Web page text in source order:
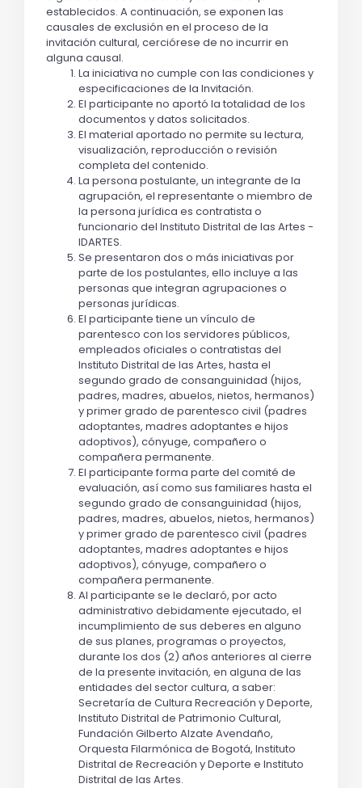
establecidos. A continuación, se exponen las
causales de exclusión en el proceso de la
invitación cultural, cerciórese de no incurrir en
alguna causal.
La iniciativa no cumple con las condiciones y
especificaciones de la Invitación.
El participante no aportó la totalidad de los
documentos y datos solicitados.
El material aportado no permite su lectura,
visualización, reproducción o revisión
completa del contenido.
La persona postulante, un integrante de la
agrupación, el representante o miembro de
la persona jurídica es contratista o
funcionario del Instituto Distrital de las Artes -
IDARTES.
Se presentaron dos o más iniciativas por
parte de los postulantes, ello incluye a las
personas que integran agrupaciones o
personas jurídicas.
El participante tiene un vínculo de
parentesco con los servidores públicos,
empleados oficiales o contratistas del
Instituto Distrital de las Artes, hasta el
segundo grado de consanguinidad (hijos,
padres, madres, abuelos, nietos, hermanos)
y primer grado de parentesco civil (padres
adoptantes, madres adoptantes e hijos
adoptivos), cónyuge, compañero o
compañera permanente.
El participante forma parte del comité de
evaluación, así como sus familiares hasta el
segundo grado de consanguinidad (hijos,
padres, madres, abuelos, nietos, hermanos)
y primer grado de parentesco civil (padres
adoptantes, madres adoptantes e hijos
adoptivos), cónyuge, compañero o
compañera permanente.
Al participante se le declaró, por acto
administrativo debidamente ejecutado, el
incumplimiento de sus deberes en alguno
de sus planes, programas o proyectos,
durante los dos (2) años anteriores al cierre
de la presente invitación, en alguna de las
entidades del sector cultura, a saber:
Secretaría de Cultura Recreación y Deporte,
Instituto Distrital de Patrimonio Cultural,
Fundación Gilberto Alzate Avendaño,
Orquesta Filarmónica de Bogotá, Instituto
Distrital de Recreación y Deporte e Instituto
Distrital de las Artes.